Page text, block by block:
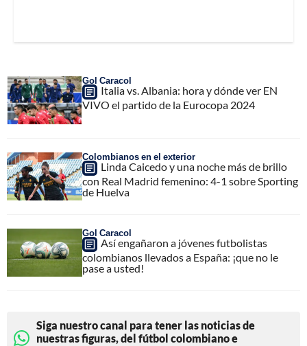
Gol Caracol
Italia vs. Albania: hora y dónde ver EN
VIVO el partido de la Eurocopa 2024
Colombianos en el exterior
Linda Caicedo y una noche más de brillo
con Real Madrid femenino: 4-1 sobre Sporting
de Huelva
Gol Caracol
Así engañaron a jóvenes futbolistas
colombianos llevados a España: ¡que no le
pase a usted!
Siga nuestro canal para tener las noticias de
nuestras figuras, del fútbol colombiano e